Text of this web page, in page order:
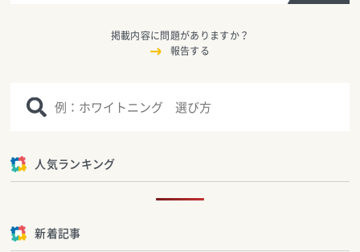
掲載内容に問題がありますか？
報告する
人気ランキング
新着記事